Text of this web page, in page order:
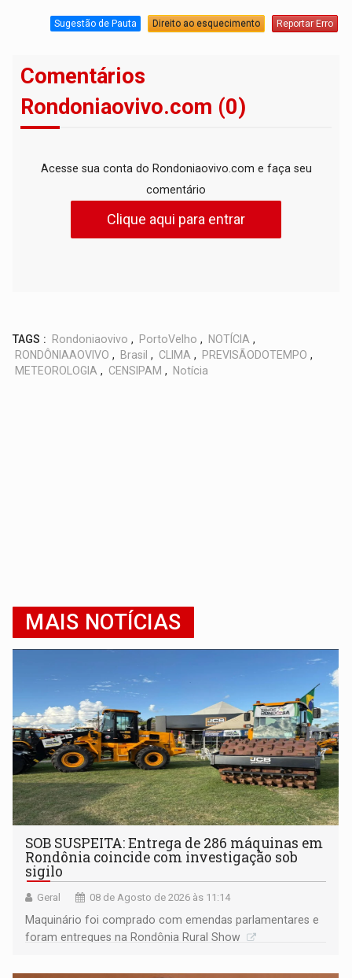
Sugestão de Pauta Direito ao esquecimento Reportar Erro
Comentários
Rondoniaovivo.com (0)
Acesse sua conta do Rondoniaovivo.com e faça seu
comentário
Clique aqui para entrar
TAGS : Rondoniaovivo , PortoVelho , NOTÍCIA ,
RONDÔNIAAOVIVO , Brasil , CLIMA , PREVISÃODOTEMPO ,
METEOROLOGIA , CENSIPAM , Notícia
MAIS NOTÍCIAS
SOB SUSPEITA: Entrega de 286 máquinas em
Rondônia coincide com investigação sob
sigilo
Geral 08 de Agosto de 2026 às 11:14
Maquinário foi comprado com emendas parlamentares e
foram entregues na Rondônia Rural Show